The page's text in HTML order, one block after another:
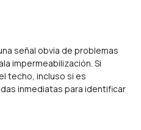
señal obvia de problemas
impermeabilización. Si
techo, incluso si es
inmediatas para identificar